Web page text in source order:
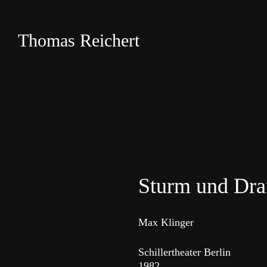
InhaltThomas Reichert
Sturm und
Max Klinger
Schillertheater Berlin